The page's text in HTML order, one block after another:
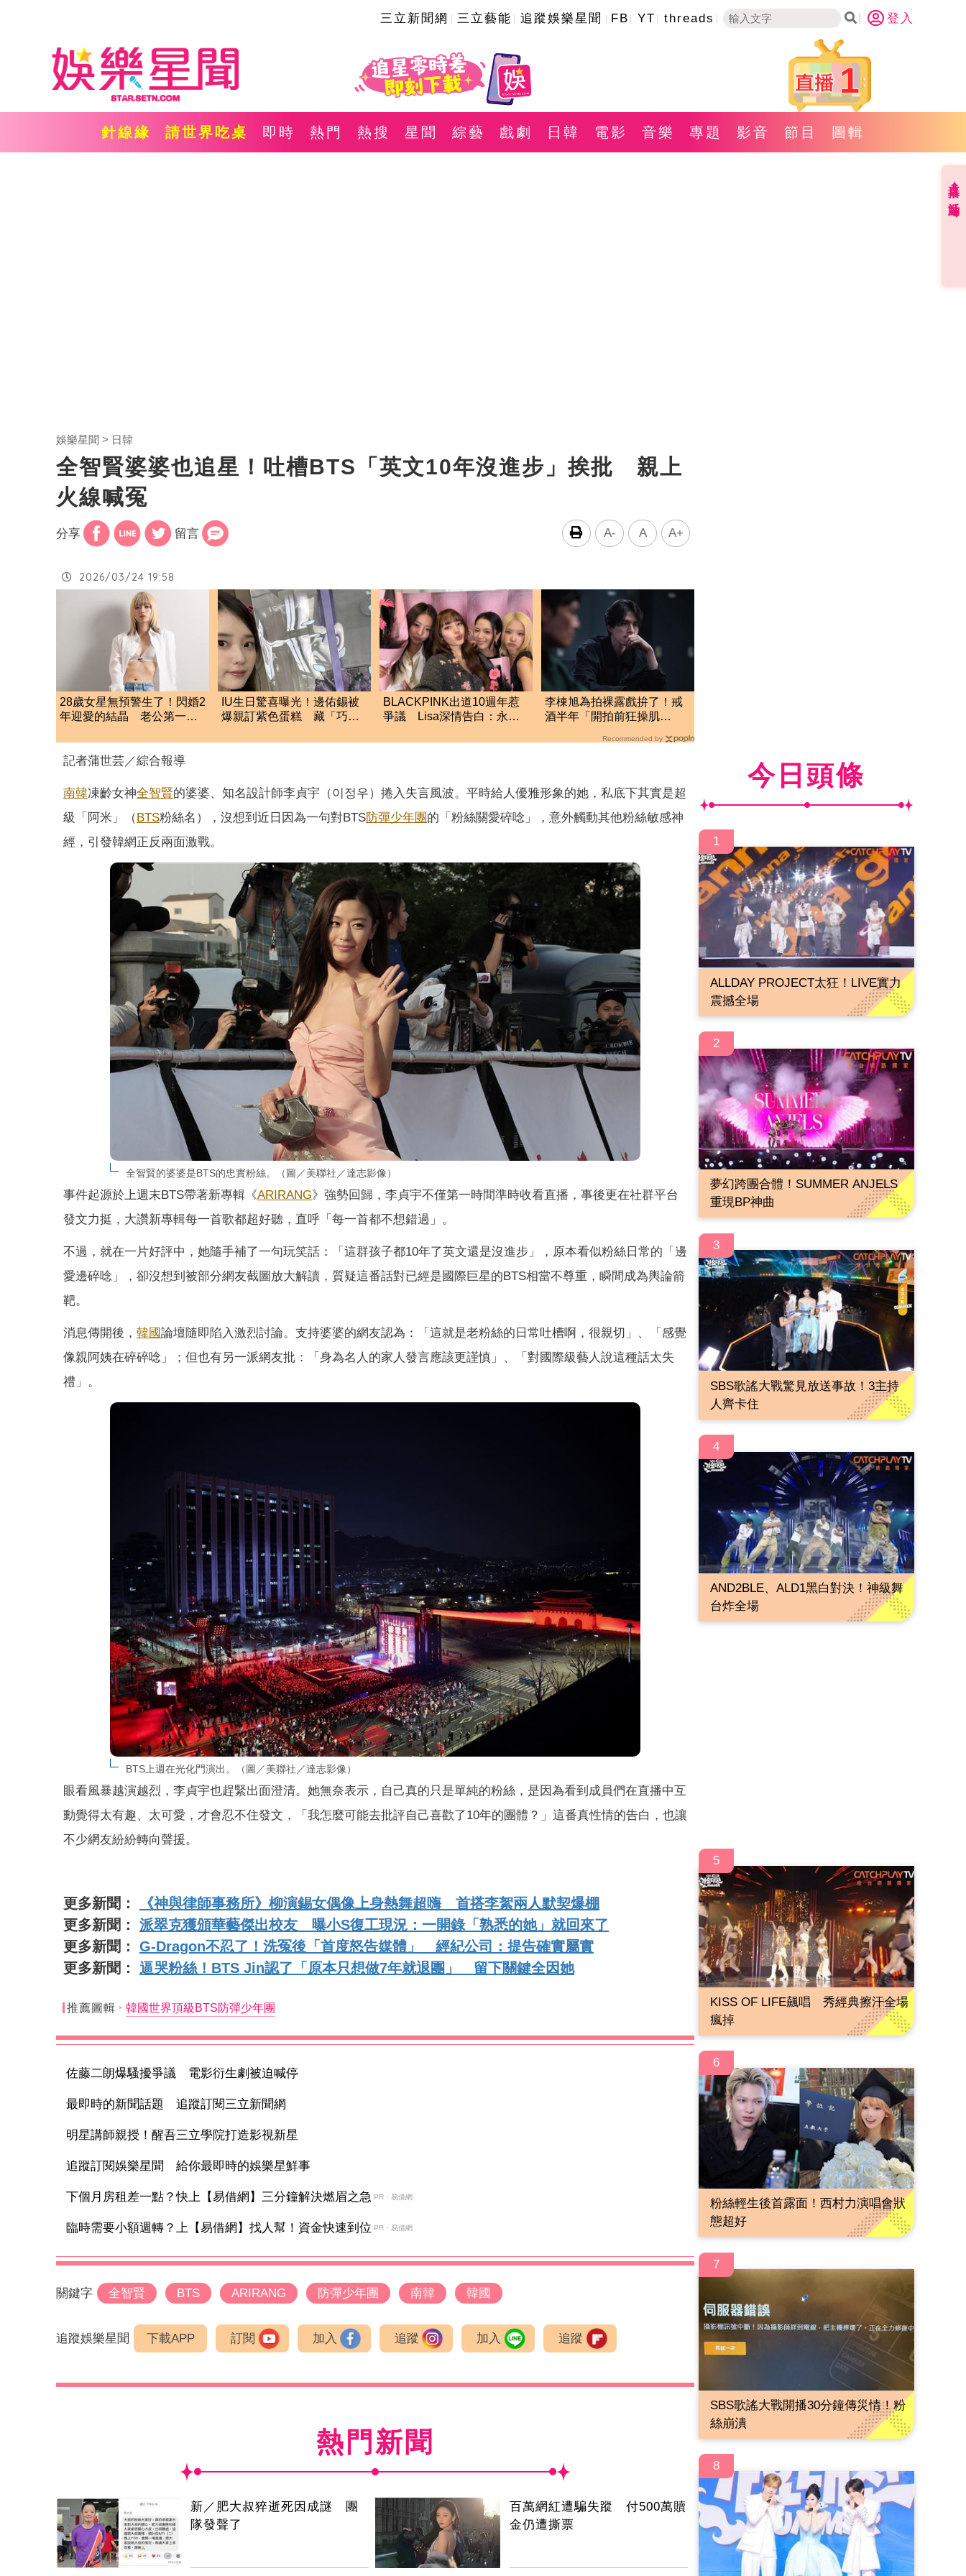
三立新聞網 三立藝能 追蹤娛樂星聞 FB YT threads 登入
1
針線緣 請世界吃桌 即時 熱門 熱搜 星聞 綜藝 戲劇 日韓 電影 音樂 專題 影音 節目 圖輯
娛樂星聞 日韓
全智賢婆婆也追星！吐槽BTS「英文10年沒進步」挨批 親上
火線喊冤
分享 留言 A- A A+
2026/03/24 19:58
28歲女星無預警生了！閃婚2
年迎愛的結晶 老公第一時
IU生日驚喜曝光！邊佑錫被
爆親訂紫色蛋糕 藏「巧思
BLACKPINK出道10週年惹
爭議 Lisa深情告白：永遠
李棟旭為拍裸露戲拚了！戒
酒半年「開拍前狂操肌
Recommended by
記者蒲世芸／綜合報導
南韓凍齡女神全智賢的婆婆、知名設計師李貞宇（이정우）捲入失言風波。平時給人優雅形象的她，私底下其實是超
級「阿米」（ BTS粉絲名），沒想到近日因為一句對BTS防彈少年團的「粉絲關愛碎唸」，意外觸動其他粉絲敏感神
經，引發韓網正反兩面激戰。
全智賢的婆婆是BTS的忠實粉絲。（圖／美聯社／達志影像）
事件起源於上週末BTS帶著新專輯《ARIRANG》強勢回歸，李貞宇不僅第一時間準時收看直播，事後更在社群平台
發文力挺，大讚新專輯每一首歌都超好聽，直呼「每一首都不想錯過」。
不過，就在一片好評中，她隨手補了一句玩笑話：「這群孩子都10年了英文還是沒進步」，原本看似粉絲日常的「邊
愛邊碎唸」，卻沒想到被部分網友截圖放大解讀，質疑這番話對已經是國際巨星的BTS相當不尊重，瞬間成為輿論箭
靶。
消息傳開後， 韓國論壇隨即陷入激烈討論。支持婆婆的網友認為：「這就是老粉絲的日常吐槽啊，很親切」、「感覺
像親阿姨在碎碎唸」；但也有另一派網友批：「身為名人的家人發言應該更謹慎」、「對國際級藝人說這種話太失
禮」。
BTS上週在光化門演出。（圖／美聯社／達志影像）
眼看風暴越演越烈，李貞宇也趕緊出面澄清。她無奈表示，自己真的只是單純的粉絲，是因為看到成員們在直播中互
動覺得太有趣、太可愛，才會忍不住發文，「我怎麼可能去批評自己喜歡了10年的團體？」這番真性情的告白，也讓
不少網友紛紛轉向聲援。
更多新聞：
《神與律師事務所》柳演錫女偶像上身熱舞超嗨 首搭李絮兩人默契爆棚
更多新聞： 派翠克獲頒華藝傑出校友 曝小S復工現況：一開錄「熟悉的她」就回來了
更多新聞： G-Dragon不忍了！洗冤後「首度怒告媒體」 經紀公司：提告確實屬實
更多新聞： 逼哭粉絲！BTS Jin認了「原本只想做7年就退團」 留下關鍵全因她
推薦圖輯 韓國世界頂級BTS防彈少年團
佐藤二朗爆騷擾爭議 電影衍生劇被迫喊停
最即時的新聞話題 追蹤訂閱三立新聞網
明星講師親授！醒吾三立學院打造影視新星
追蹤訂閱娛樂星聞 給你最即時的娛樂星鮮事
下個月房租差一點？快上【易借網】三分鐘解決燃眉之急 PR・易借網
臨時需要小額週轉？上【易借網】找人幫！資金快速到位 PR・易借網
關鍵字 全智賢 BTS ARIRANG 防彈少年團 南韓 韓國
追蹤娛樂星聞 下載APP 訂閱 加入 追蹤 加入 追蹤
熱門新聞
新／肥大叔猝逝死因成謎 團
隊發聲了
百萬網紅遭騙失蹤 付500萬贖
金仍遭撕票
今日頭條
1
ALLDAY PROJECT太狂！LIVE實力
震撼全場
2
夢幻跨團合體！SUMMER ANJELS
重現BP神曲
3
SBS歌謠大戰驚見放送事故！3主持
人齊卡住
4
AND2BLE、ALD1黑白對決！神級舞
台炸全場
5
KISS OF LIFE飆唱 秀經典擦汗全場
瘋掉
6
粉絲輕生後首露面！西村力演唱會狀
態超好
7
SBS歌謠大戰開播30分鐘傳災情！粉
絲崩潰
8
直播✦活動